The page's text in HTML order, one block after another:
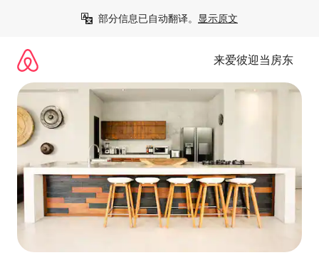
部分信息已自动翻译。 显示原文
来爱彼迎当房东